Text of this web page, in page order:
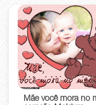
Mãe você mora no